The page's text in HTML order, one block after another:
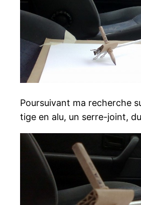
Poursuivant ma recherche
tige en alu, un serre-joint,